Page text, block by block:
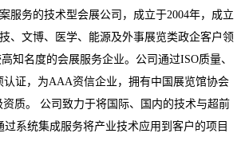
服务的技术型会展公司，成立于2004年，成立
、文博、医学、能源及外事展览类政企客户领
知名度的会展服务企业。公司通过ISO质量、
认证，为AAA资信企业，拥有中国展览馆协会
质。 公司致力于将国际、国内的技术与超前
系统集成服务将产业技术应用到客户的项目